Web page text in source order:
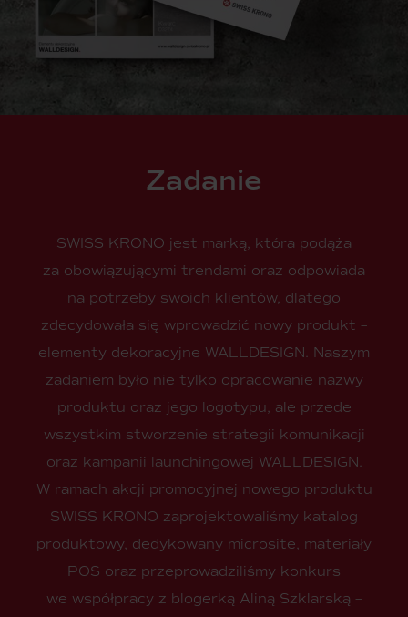
Zadanie
SWISS KRONO jest marką, która podąża
za obowiązującymi trendami oraz odpowiada
na potrzeby swoich klientów, dlatego
zdecydowała się wprowadzić nowy produkt –
elementy dekoracyjne WALLDESIGN. Naszym
zadaniem było nie tylko opracowanie nazwy
produktu oraz jego logotypu, ale przede
wszystkim stworzenie strategii komunikacji
oraz kampanii launchingowej WALLDESIGN.
W ramach akcji promocyjnej nowego produktu
SWISS KRONO zaprojektowaliśmy katalog
produktowy, dedykowany microsite, materiały
POS oraz przeprowadziliśmy konkurs
we współpracy z blogerką Aliną Szklarską –